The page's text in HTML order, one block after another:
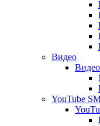
Видео
Видео
YouTube